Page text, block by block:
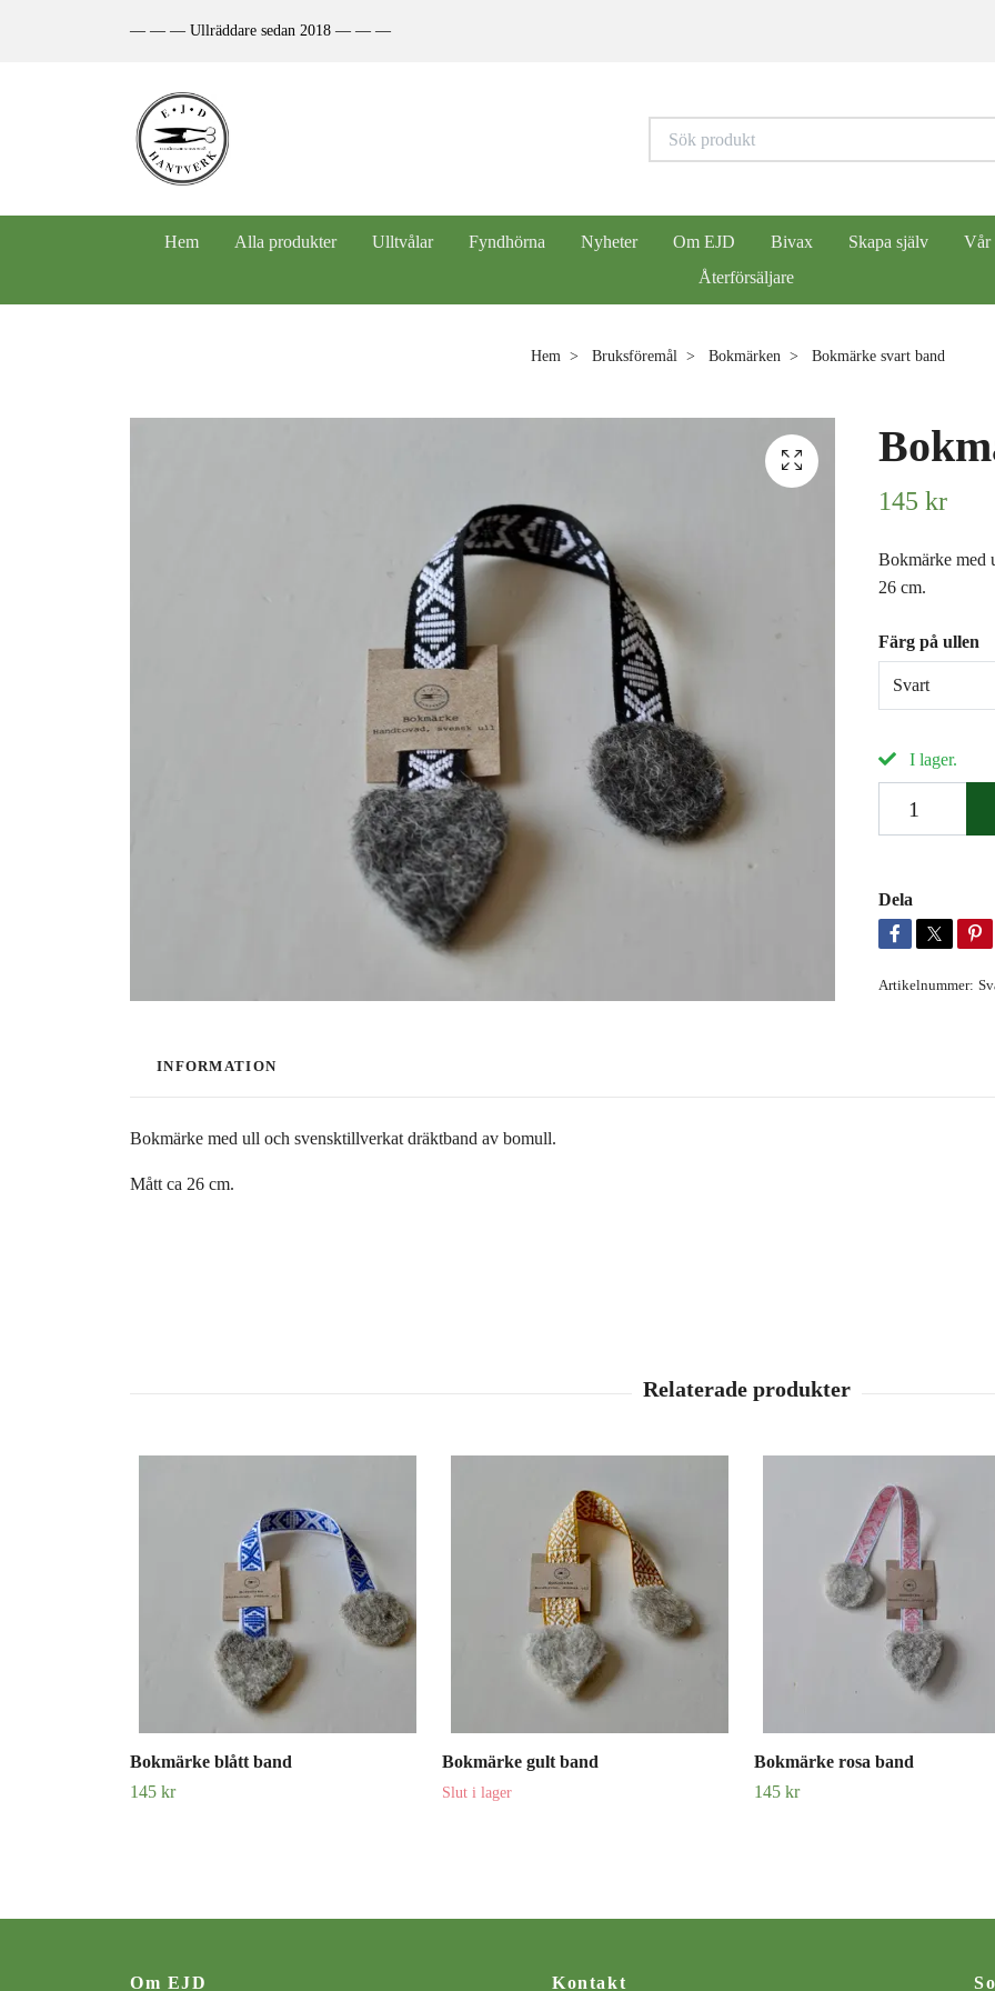
— — — Ullräddare sedan 2018 — — —
Hem Alla produkter Ulltvålar Fyndhörna Nyheter Om EJD Bivax Skapa själv Vår
Återförsäljare
Hem Bruksföremål Bokmärken Bokmärke svart band
145 kr
Bokmärke med
26 cm.
Färg på ullen
Svart
I lager.
Dela
Artikelnummer:
INFORMATION
Bokmärke med ull och svensktillverkat dräktband av bomull.
Mått ca 26 cm.
Bokmärke blått band
145 kr
Bokmärke gult band
Slut i lager
Bokmärke rosa band
145 kr
Om EJD Kontakt